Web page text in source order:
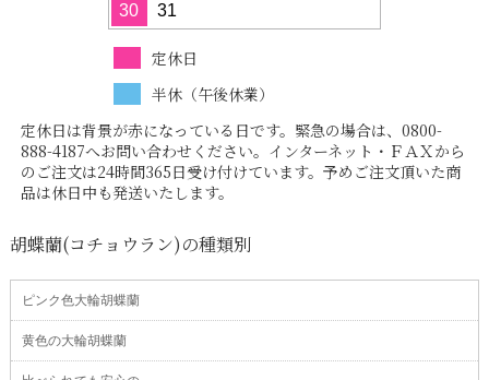
30
31
定休日
半休（午後休業）
定休日は背景が赤になっている日です。緊急の場合は、0800-
888-4187へお問い合わせください。インターネット・ＦＡＸから
のご注文は24時間365日受け付けています。予めご注文頂いた商
品は休日中も発送いたします。
胡蝶蘭(コチョウラン)の種類別
ピンク色大輪胡蝶蘭
黄色の大輪胡蝶蘭